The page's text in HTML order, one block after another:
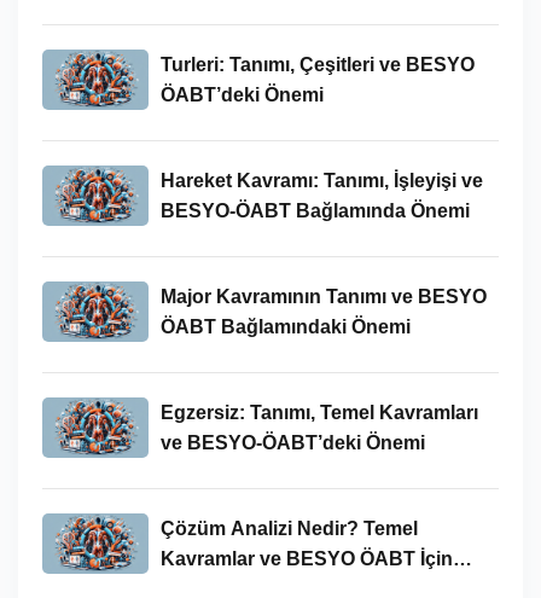
Turleri: Tanımı, Çeşitleri ve BESYO
ÖABT’deki Önemi
Hareket Kavramı: Tanımı, İşleyişi ve
BESYO-ÖABT Bağlamında Önemi
Major Kavramının Tanımı ve BESYO
ÖABT Bağlamındaki Önemi
Egzersiz: Tanımı, Temel Kavramları
ve BESYO-ÖABT’deki Önemi
Çözüm Analizi Nedir? Temel
Kavramlar ve BESYO ÖABT İçin